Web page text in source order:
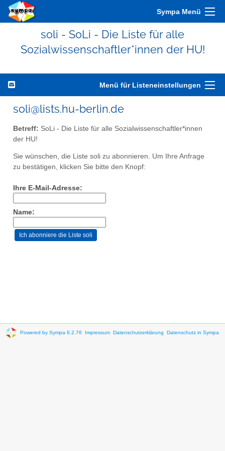
Sympa Menü
soli - SoLi - Die Liste für alle
Sozialwissenschaftler*innen der HU!
Menü für Listeneinstellungen
soli@lists.hu-berlin.de
Betreff: SoLi - Die Liste für alle Sozialwissenschaftler*innen
der HU!
Sie wünschen, die Liste soli zu abonnieren. Um Ihre Anfrage
zu bestätigen, klicken Sie bitte den Knopf:
Ihre E-Mail-Adresse:
Name:
Powered by Sympa 6.2.76 Impressum Datenschutzerklärung Datenschutz in Sympa